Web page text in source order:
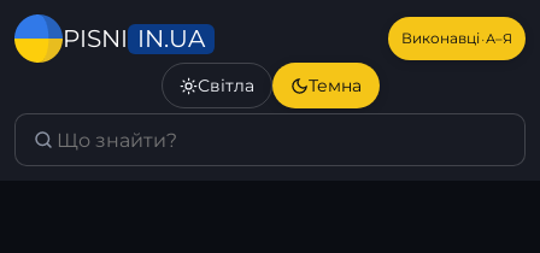
PISNI IN.UA Виконавці·А–Я
Світла Темна